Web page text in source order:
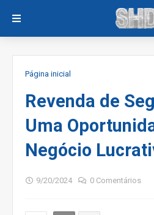
Página inicial
Revenda de
Uma
Negócio
9/20/2024 0 Comentários